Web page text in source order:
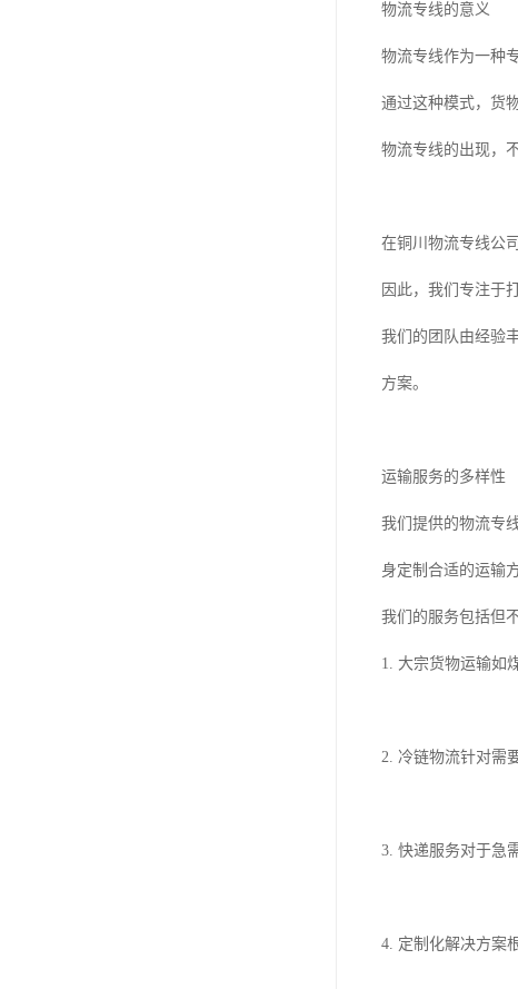
物流专线的意义
物流专线作为一种
通过这种模式，货
物流专线的出现，
在铜川物流专线公
因此，我们专注于
我们的团队由经验
方案。
运输服务的多样性
我们提供的物流专
身定制合适的运输方
我们的服务包括但
1. 大宗货物运输如
2. 冷链物流针对需
3. 快递服务对于急
4. 定制化解决方案